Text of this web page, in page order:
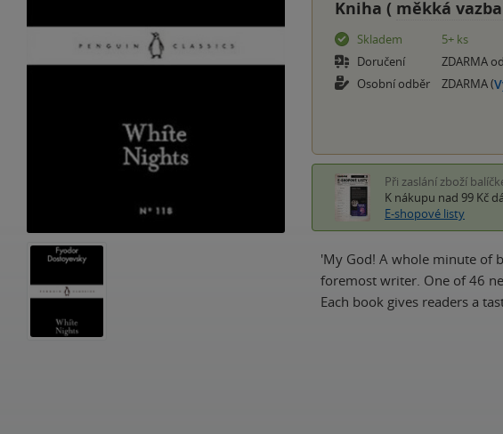
Kniha ( měkká vazba
Skladem
5+ ks
Doručení
ZDARMA
Osobní odběr
ZDARMA (
Při zaslání zboží
K nákupu nad 99 Kč
E-shopové listy
'My God! A whole minute of
foremost writer. One of 46
Each book gives readers a